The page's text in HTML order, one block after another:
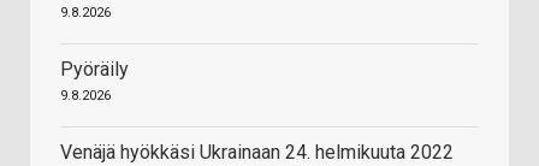
9.8.2026
Pyöräily
9.8.2026
Venäjä hyökkäsi Ukrainaan 24. helmikuuta 2022